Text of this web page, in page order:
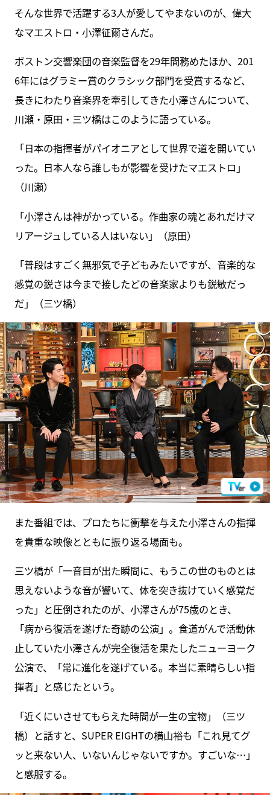
そんな世界で活躍する3人が愛してやまないのが、偉大
なマエストロ・小澤征爾さんだ。
ボストン交響楽団の音楽監督を29年間務めたほか、201
6年にはグラミー賞のクラシック部門を受賞するなど、
長きにわたり音楽界を牽引してきた小澤さんについて、
川瀬・原田・三ツ橋はこのように語っている。
「日本の指揮者がパイオニアとして世界で道を開いてい
った。日本人なら誰しもが影響を受けたマエストロ」
（川瀬）
「小澤さんは神がかっている。作曲家の魂とあれだけマ
リアージュしている人はいない」（原田）
「普段はすごく無邪気で子どもみたいですが、音楽的な
感覚の鋭さは今まで接したどの音楽家よりも鋭敏だっ
だ」（三ツ橋）
また番組では、プロたちに衝撃を与えた小澤さんの指揮
を貴重な映像とともに振り返る場面も。
三ツ橋が「一音目が出た瞬間に、もうこの世のものとは
思えないような音が響いて、体を突き抜けていく感覚だ
った」と圧倒されたのが、小澤さんが75歳のとき、
「病から復活を遂げた奇跡の公演」。食道がんで活動休
止していた小澤さんが完全復活を果たしたニューヨーク
公演で、「常に進化を遂げている。本当に素晴らしい指
揮者」と感じたという。
「近くにいさせてもらえた時間が一生の宝物」（三ツ
橋）と話すと、SUPER EIGHTの横山裕も「これ見てグ
ッと来ない人、いないんじゃないですか。すごいな…」
と感服する。